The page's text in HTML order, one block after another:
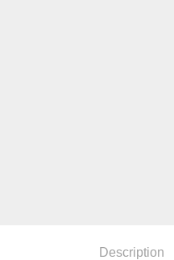
Description